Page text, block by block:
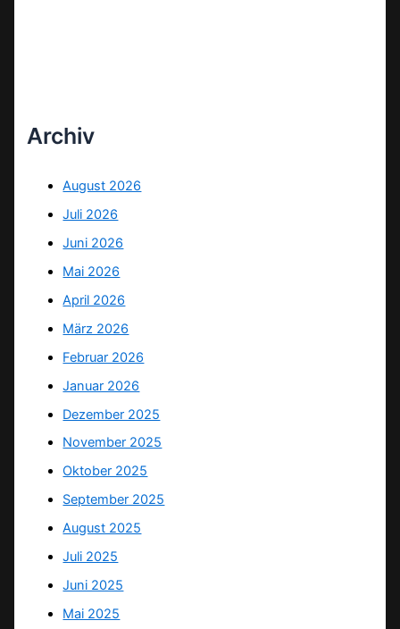
Archiv
August 2026
Juli 2026
Juni 2026
Mai 2026
April 2026
März 2026
Februar 2026
Januar 2026
Dezember 2025
November 2025
Oktober 2025
September 2025
August 2025
Juli 2025
Juni 2025
Mai 2025